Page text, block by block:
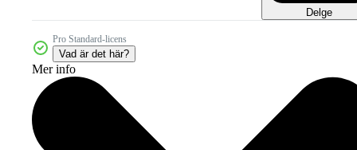
Delge
Pro Standard-licens
Vad är det här?
Mer info